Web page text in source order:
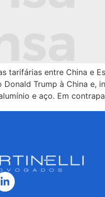
tarifárias entre China e
Donald Trump à China e,
e aço. Em